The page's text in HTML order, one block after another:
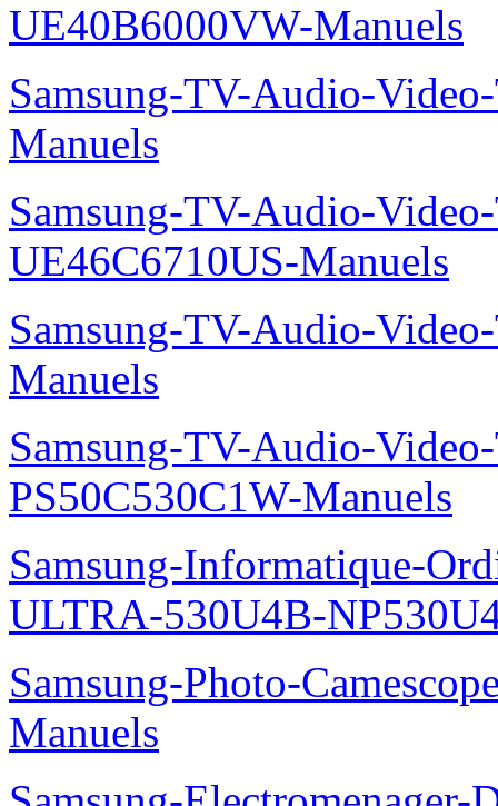
UE40B6000VW-Manuels
Samsung-TV-Audio-
Manuels
Samsung-TV-Audio-
UE46C6710US-Manuels
Samsung-TV-Audio-
Manuels
Samsung-TV-Audio-
PS50C530C1W-Manuels
Samsung-Informatique-
ULTRA-530U4B-
Samsung-Photo-
Manuels